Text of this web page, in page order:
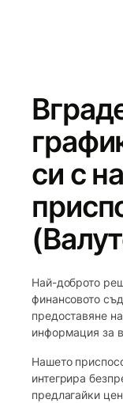
си с
Най-доброто
финансовото
предоставяне
информация за
Нашето
интегрира
предлагайки